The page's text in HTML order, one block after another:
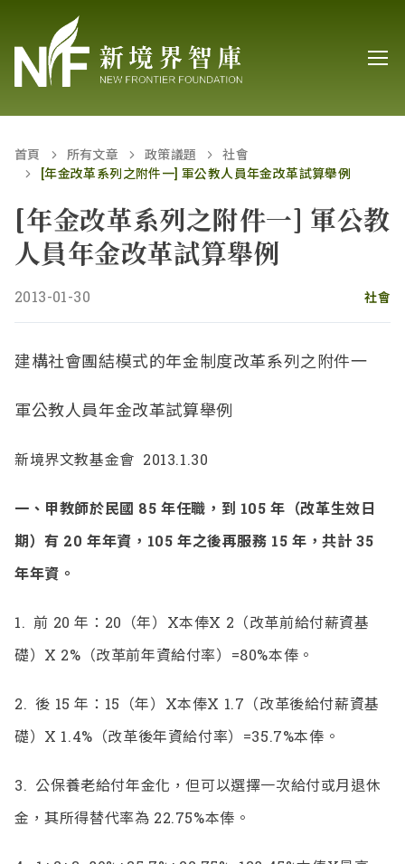
首頁 所有文章 政策議題
社會
[年金改革系列之附件一] 軍公教人員年金改革試算舉例
[年金改革系列之附件一] 軍公教
人員年金改革試算舉例
2013-01-30 社會
建構社會團結模式的年金制度改革系列之附件一
軍公教人員年金改革試算舉例
新境界文教基金會 2013.1.30
一、 甲教師於民國 85 年任職，到 105 年（改革生效日
期）有 20 年年資，105 年之後再服務 15 年，共計 35
年年資。
1. 前 20 年：20（年）X本俸X 2（改革前給付薪資基
礎）X 2%（改革前年資給付率）=80%本俸。
2. 後 15 年：15（年）X本俸X 1.7（改革後給付薪資基
礎）X 1.4%（改革後年資給付率）=35.7%本俸。
3. 公保養老給付年金化，但可以選擇一次給付或月退休
金，其所得替代率為 22.75%本俸。